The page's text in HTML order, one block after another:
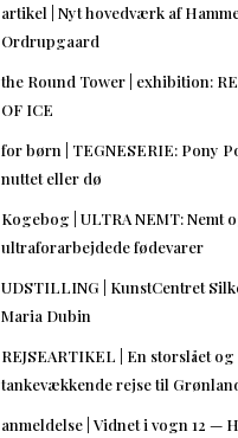
artikel | Nyt hovedværk af
Ordrupgaard
the Round Tower | exhibition:
OF ICE
for børn | TEGNESERIE: Pony
nuttet eller dø
Kogebog | ULTRA NEMT: Nemt
ultraforarbejdede fødevarer
UDSTILLING | KunstCentret
Maria Dubin
REJSEARTIKEL | En storslået og
tankevækkende rejse til
anmeldelse | Vidnet i vogn 12 —